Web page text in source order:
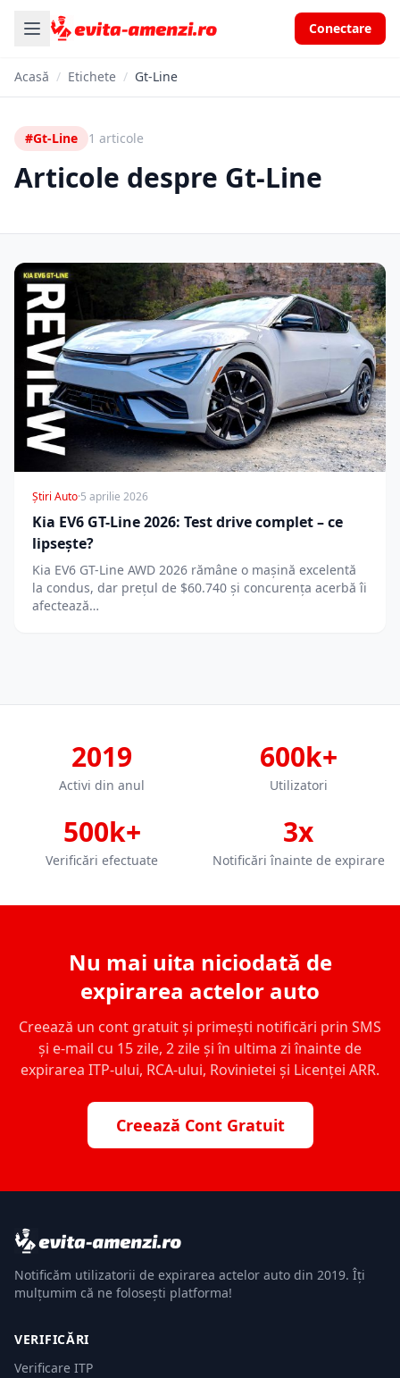
Conectare
Acasă / Etichete / Gt-Line
#Gt-Line 1 articole
Articole despre Gt-Line
Știri Auto·5 aprilie 2026
Kia EV6 GT-Line 2026: Test drive complet – ce
lipsește?
Kia EV6 GT-Line AWD 2026 rămâne o mașină excelentă
la condus, dar prețul de $60.740 și concurența acerbă îi
afectează…
2019
Activi din anul
600k+
Utilizatori
500k+
Verificări efectuate
3x
Notificări înainte de expirare
Nu mai uita niciodată de
expirarea actelor auto
Creează un cont gratuit și primești notificări prin SMS
și e-mail cu 15 zile, 2 zile și în ultima zi înainte de
expirarea ITP-ului, RCA-ului, Rovinietei și Licenței ARR.
Creează Cont Gratuit
Notificăm utilizatorii de expirarea actelor auto din 2019. Îți
mulțumim că ne folosești platforma!
VERIFICĂRI
Verificare ITP